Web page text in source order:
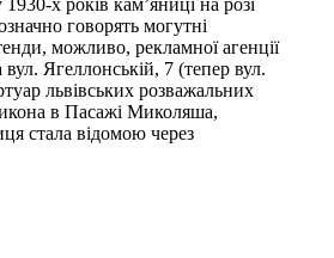
говорять могутні
можливо, рекламної агенції
Ягеллонській, 7 (тепер вул.
львівських розважальних
в Пасажі Миколяша,
стала відомою через